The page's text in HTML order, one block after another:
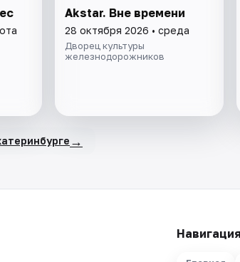
Akstar. Вне времени
28 октября 2026 • среда
Дворец культуры
железнодорожников
→
Навигация